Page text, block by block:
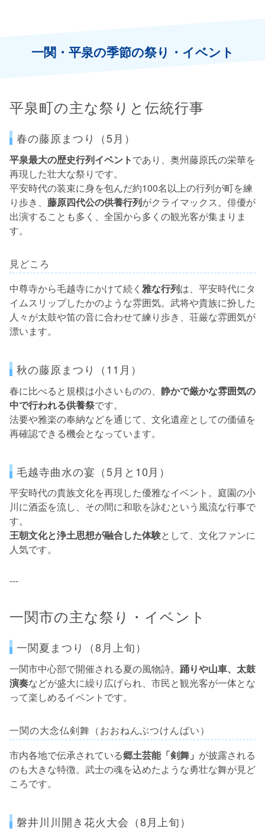
一関・平泉の季節の祭り・イベント
平泉町の主な祭りと伝統行事
春の藤原まつり（5月）
平泉最大の歴史行列イベントであり、奥州藤原氏の栄華を
再現した壮大な祭りです。
平安時代の装束に身を包んだ約100名以上の行列が町を練
り歩き、 藤原四代公の供養行列がクライマックス。俳優が
出演することも多く、全国から多くの観光客が集まりま
す。
見どころ
中尊寺から毛越寺にかけて続く 雅な行列は、平安時代にタ
イムスリップしたかのような雰囲気。武将や貴族に扮した
人々が太鼓や笛の音に合わせて練り歩き、荘厳な雰囲気が
漂います。
秋の藤原まつり（11月）
春に比べると規模は小さいものの、 静かで厳かな雰囲気の
中で行われる供養祭です。
法要や雅楽の奉納などを通じて、文化遺産としての価値を
再確認できる機会となっています。
毛越寺曲水の宴（5月と10月）
平安時代の貴族文化を再現した優雅なイベント。庭園の小
川に酒盃を流し、その間に和歌を詠むという風流な行事で
す。
王朝文化と浄土思想が融合した体験として、文化ファンに
人気です。
---
一関市の主な祭り・イベント
一関夏まつり（8月上旬）
一関市中心部で開催される夏の風物詩。 踊りや山車、太鼓
演奏などが盛大に繰り広げられ、市民と観光客が一体とな
って楽しめるイベントです。
一関の大念仏剣舞（おおねんぶつけんばい）
市内各地で伝承されている郷土芸能「剣舞」 が披露される
のも大きな特徴。武士の魂を込めたような勇壮な舞が見ど
ころです。
磐井川川開き花火大会（8月上旬）